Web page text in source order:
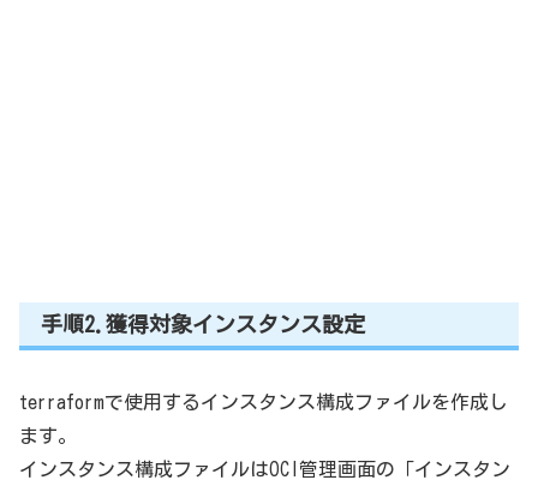
手順2.獲得対象インスタンス設定
terraformで使用するインスタンス構成ファイルを作成し
ます。
インスタンス構成ファイルはOCI管理画面の「インスタン